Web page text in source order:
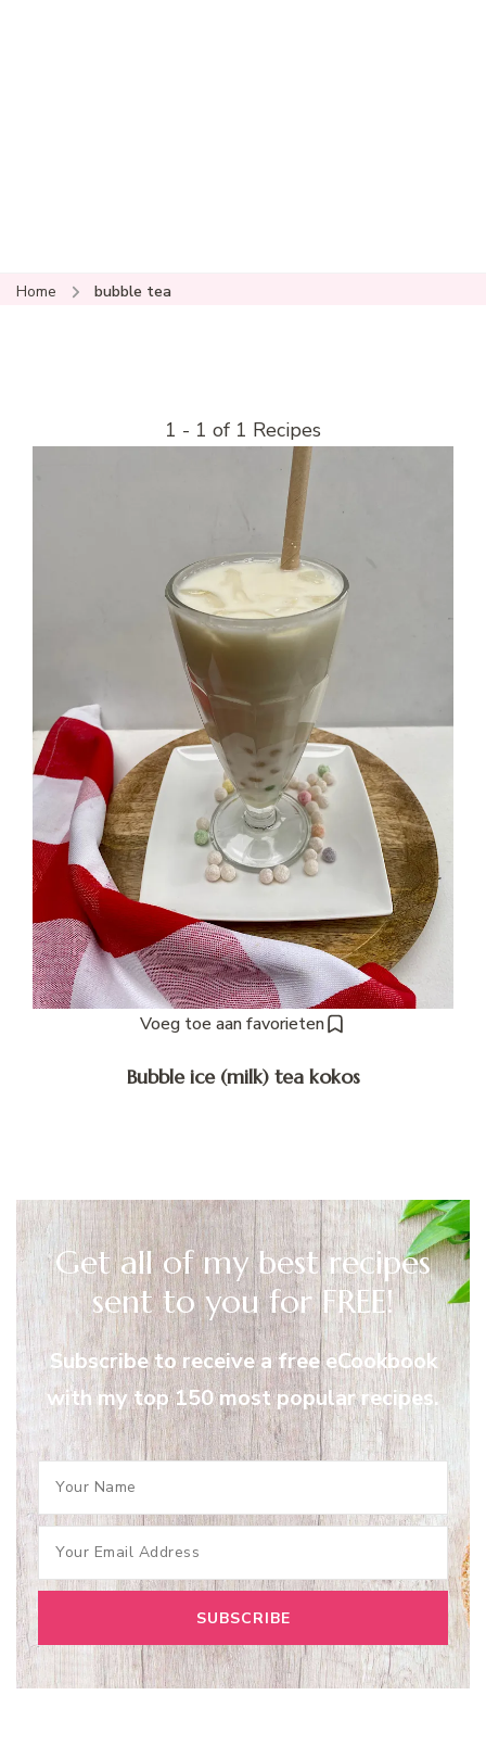
Home bubble tea
1 - 1 of 1 Recipes
Voeg toe aan favorieten
Bubble ice (milk) tea kokos
Get all of my best recipes
sent to you for FREE!
Subscribe to receive a free eCookbook
with my top 150 most popular recipes.